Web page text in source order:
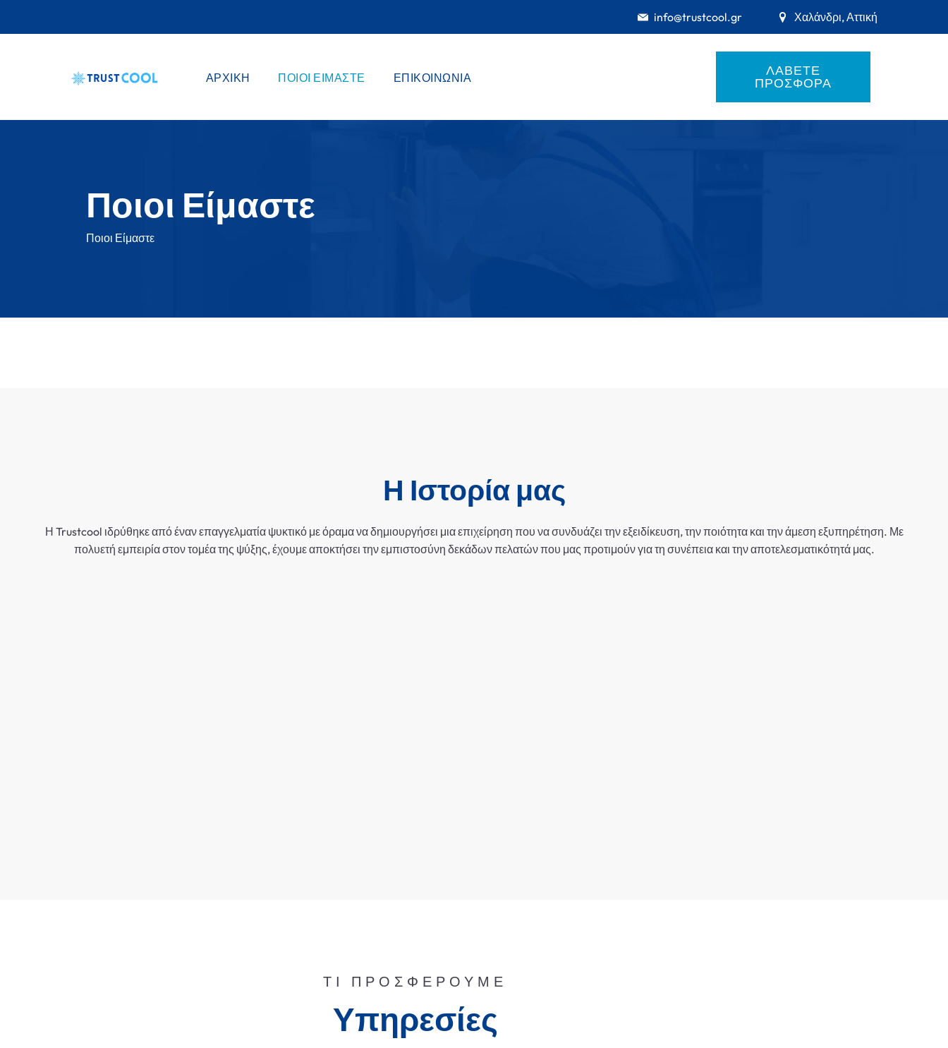
info@trustcool.gr Χαλάνδρι, Αττική
ΑΡΧΙΚΉ ΠΟΙΟΊ ΕΊΜΑΣΤΕ ΕΠΙΚΟΙΝΩΝΊΑ ΛΑΒΕΤΕ
ΠΡΟΣΦΟΡΑ
Ποιοι Είμαστε
Ποιοι Είμαστε
Η Ιστορία μας
Η Trustcool ιδρύθηκε από έναν επαγγελματία ψυκτικό με όραμα να δημιουργήσει μια επιχείρηση που να συνδυάζει την εξειδίκευση, την ποιότητα και την άμεση εξυπηρέτηση. Με
πολυετή εμπειρία στον τομέα της ψύξης, έχουμε αποκτήσει την εμπιστοσύνη δεκάδων πελατών που μας προτιμούν για τη συνέπεια και την αποτελεσματικότητά μας.
ΤΙ ΠΡΟΣΦΕΡΟΥΜΕ
Υπηρεσίες